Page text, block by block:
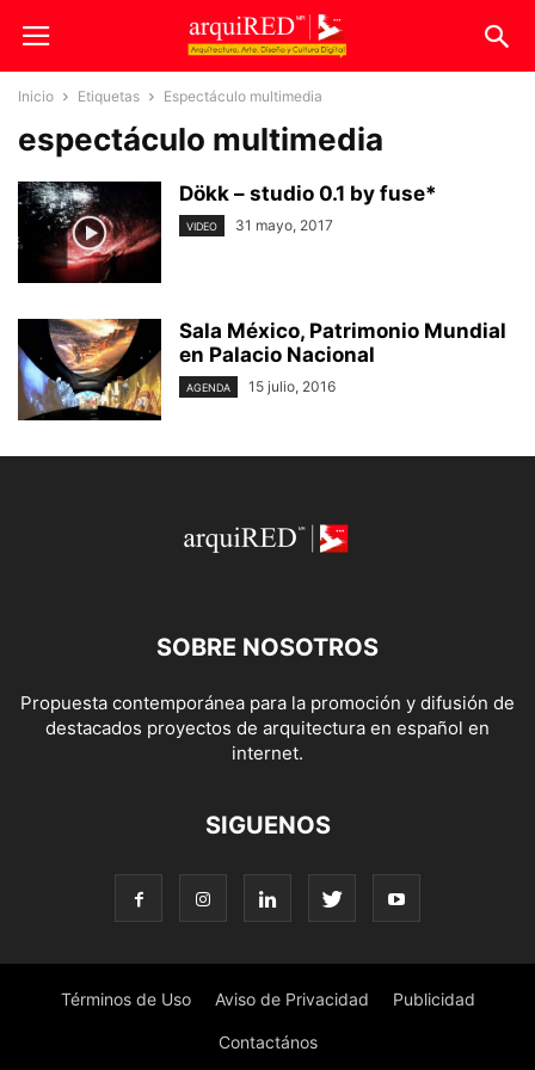
Inicio Etiquetas Espectáculo multimedia
espectáculo multimedia
Dökk – studio 0.1 by fuse*
VIDEO 31 mayo, 2017
Sala México, Patrimonio Mundial
en Palacio Nacional
AGENDA 15 julio, 2016
SOBRE NOSOTROS
Propuesta contemporánea para la promoción y difusión de
destacados proyectos de arquitectura en español en
internet.
SIGUENOS
Términos de Uso Aviso de Privacidad Publicidad
Contactános